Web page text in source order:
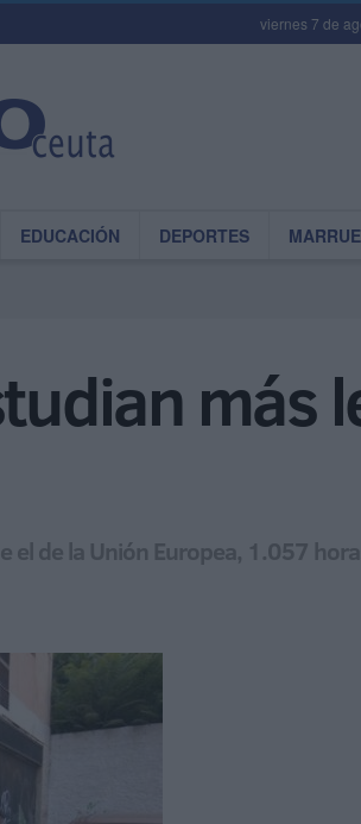
viernes 7 de
EDUCACIÓN DEPORTES
más
el de la Unión Europea, 1.057